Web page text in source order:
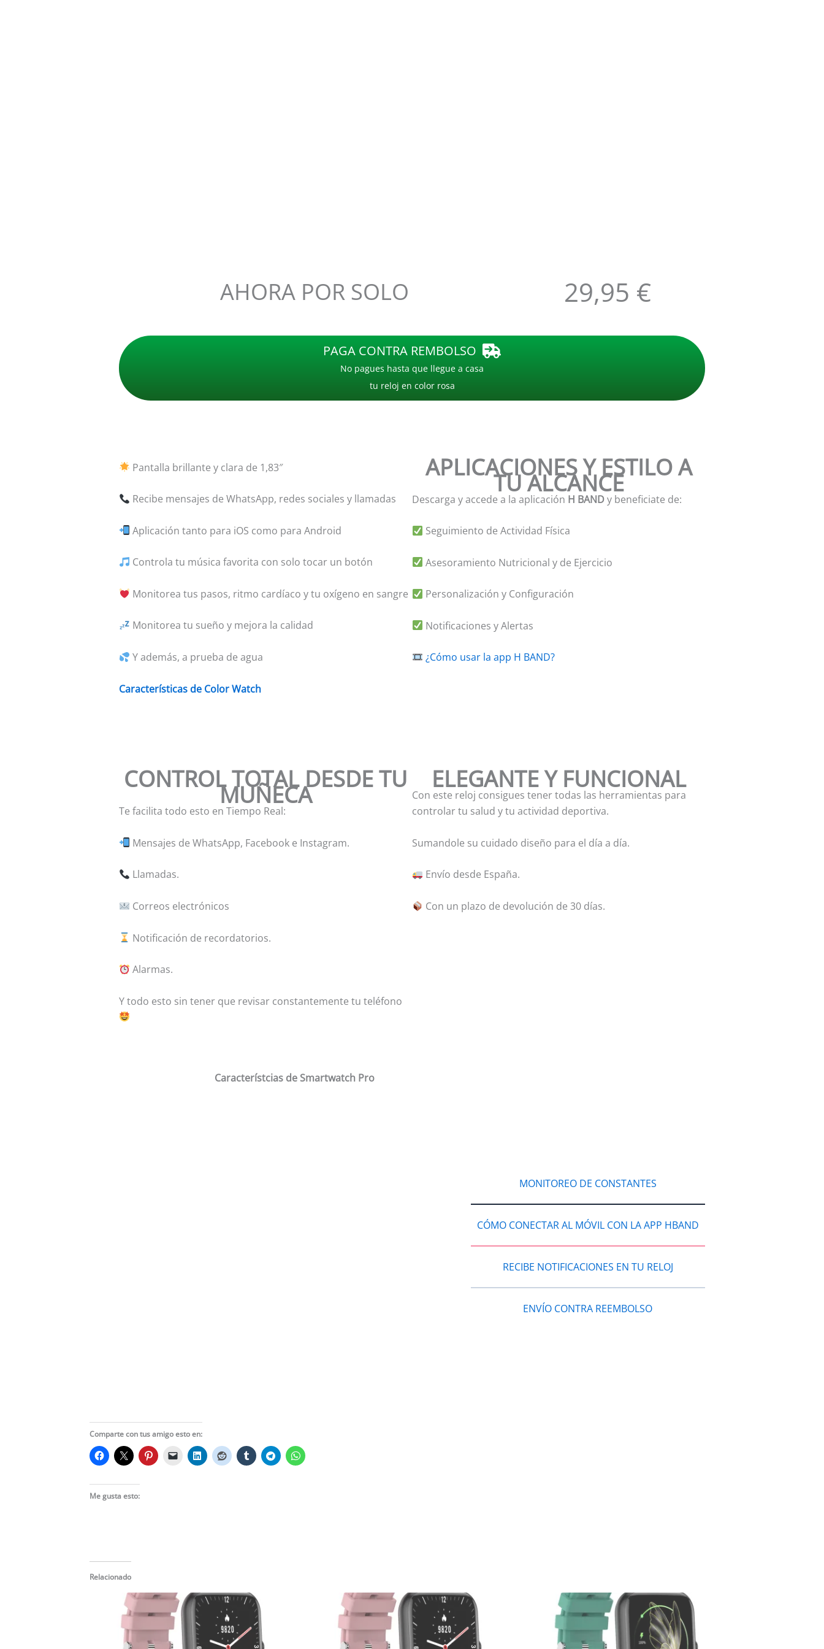
AHORA POR SOLO 29,95 €
PAGA CONTRA REMBOLSO
No pagues hasta que llegue a casa
tu reloj en color rosa
Pantalla brillante y clara de 1,83″
Recibe mensajes de WhatsApp, redes sociales y llamadas
Aplicación tanto para iOS como para Android
Controla tu música favorita con solo tocar un botón
Monitorea tus pasos, ritmo cardíaco y tu oxígeno en sangre
Monitorea tu sueño y mejora la calidad
Y además, a prueba de agua
Características de Color Watch
APLICACIONES Y ESTILO A
TU ALCANCE
Descarga y accede a la aplicación H BANDy beneficiate de:
Seguimiento de Actividad Física
Asesoramiento Nutricional y de Ejercicio
Personalización y Configuración
Notificaciones y Alertas
¿Cómo usar la app H BAND?
CONTROL TOTAL DESDE TU
MUÑECA
Te facilita todo esto en Tiempo Real:
Mensajes de WhatsApp, Facebook e Instagram.
Llamadas.
Correos electrónicos
Notificación de recordatorios.
Alarmas.
Y todo esto sin tener que revisar constantemente tu teléfono
ELEGANTE Y FUNCIONAL
Con este reloj consigues tener todas las herramientas para
controlar tu salud y tu actividad deportiva.
Sumandole su cuidado diseño para el día a día.
Envío desde España.
Con un plazo de devolución de 30 días.
Característcias de Smartwatch Pro
MONITOREO DE CONSTANTES
CÓMO CONECTAR AL MÓVIL CON LA APP HBAND
RECIBE NOTIFICACIONES EN TU RELOJ
ENVÍO CONTRA REEMBOLSO
Comparte con tus amigo esto en:
Me gusta esto:
Relacionado